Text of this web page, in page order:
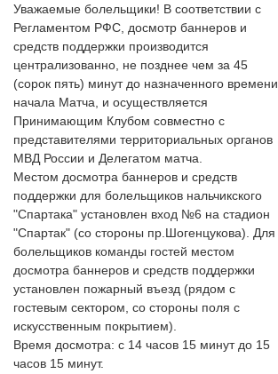
Уважаемые болельщики! В соответствии с
Регламентом РФС, досмотр баннеров и
средств поддержки производится
централизованно, не позднее чем за 45
(сорок пять) минут до назначенного времени
начала Матча, и осуществляется
Принимающим Клубом совместно с
представителями территориальных органов
МВД России и Делегатом матча.
Местом досмотра баннеров и средств
поддержки для болельщиков нальчикского
"Спартака" установлен вход №6 на стадион
"Спартак" (со стороны пр.Шогенцукова). Для
болельщиков команды гостей местом
досмотра баннеров и средств поддержки
установлен пожарный въезд (рядом с
гостевым сектором, со стороны поля с
искусственным покрытием).
Время досмотра: с 14 часов 15 минут до 15
часов 15 минут.